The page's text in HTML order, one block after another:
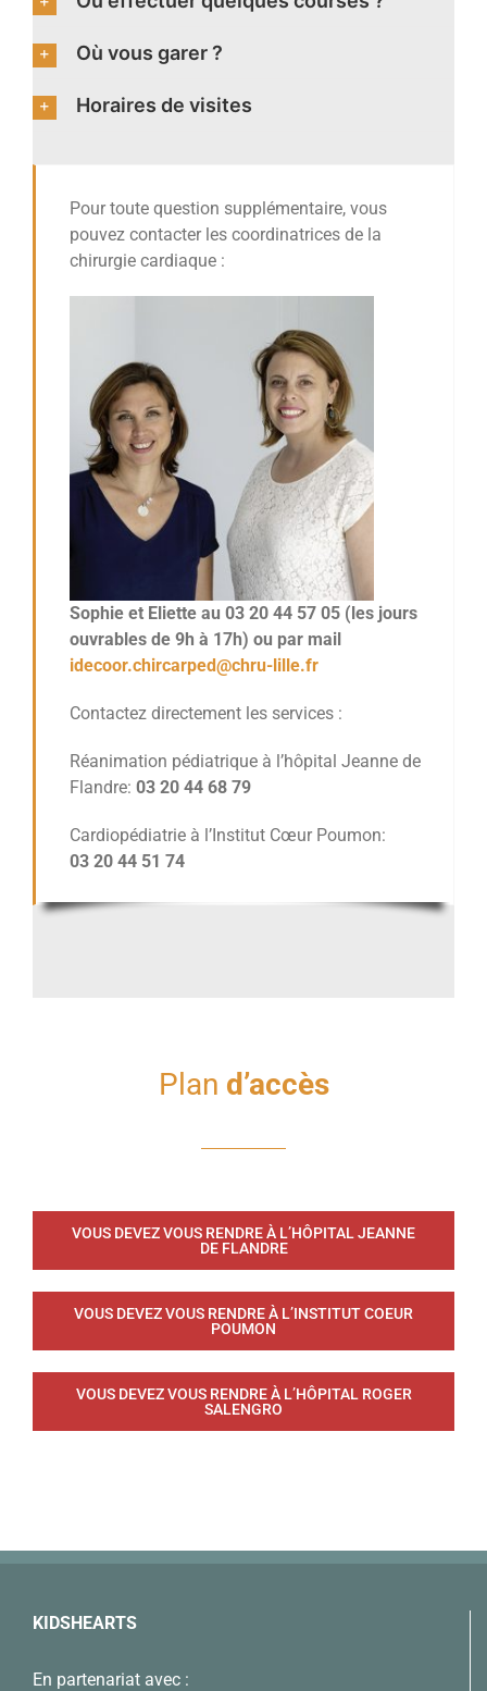
Où vous garer ?
Horaires de visites
Pour toute question supplémentaire, vous
pouvez contacter les coordinatrices de la
chirurgie cardiaque :
Sophie et Eliette au 03 20 44 57 05 (les jours
ouvrables de 9h à 17h) ou par mail
idecoor.chircarped@chru-lille.fr
Contactez directement les services :
Réanimation pédiatrique à l’hôpital Jeanne de
Flandre: 03 20 44 68 79
Cardiopédiatrie à l’Institut Cœur Poumon:
03 20 44 51 74
Plan d’accès
VOUS DEVEZ VOUS RENDRE À L’HÔPITAL JEANNE
DE FLANDRE
VOUS DEVEZ VOUS RENDRE À L’INSTITUT COEUR
POUMON
VOUS DEVEZ VOUS RENDRE À L’HÔPITAL ROGER
SALENGRO
KIDSHEARTS
En partenariat avec :